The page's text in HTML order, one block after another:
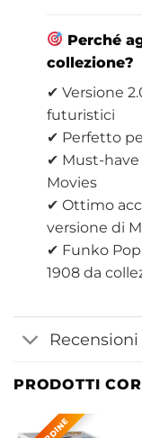
Perché
collezione?
✔ Versione
futuristici
✔ Perfetto
✔ Must-have
Movies
✔ Ottimo
versione di
✔ Funko Pop
1908 da
Recensioni
PRODOTTI